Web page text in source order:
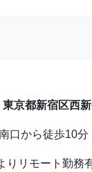
東京都新宿区西
口から徒歩10
りリモート勤務